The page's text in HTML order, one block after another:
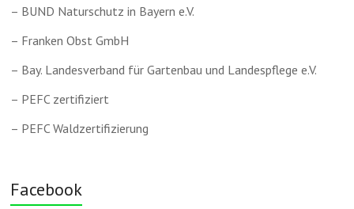
– BUND Naturschutz in Bayern e.V.
– Franken Obst GmbH
– Bay. Landesverband für Gartenbau und Landespflege e.V.
– PEFC zertifiziert
– PEFC Waldzertifizierung
Facebook